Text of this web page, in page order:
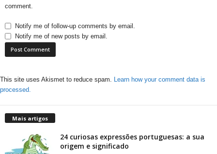
comment.
Notify me of follow-up comments by email.
Notify me of new posts by email.
This site uses Akismet to reduce spam. Learn how your comment data is
processed.
Mais artigos
24 curiosas expressões portuguesas: a sua
origem e significado